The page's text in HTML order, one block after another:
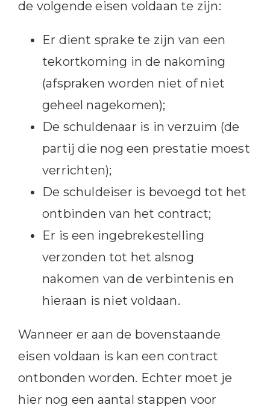
de volgende eisen voldaan te zijn:
Er dient sprake te zijn van een
tekortkoming in de nakoming
(afspraken worden niet of niet
geheel nagekomen);
De schuldenaar is in verzuim (de
partij die nog een prestatie moest
verrichten);
De schuldeiser is bevoegd tot het
ontbinden van het contract;
Er is een ingebrekestelling
verzonden tot het alsnog
nakomen van de verbintenis en
hieraan is niet voldaan.
Wanneer er aan de bovenstaande
eisen voldaan is kan een contract
ontbonden worden. Echter moet je
hier nog een aantal stappen voor